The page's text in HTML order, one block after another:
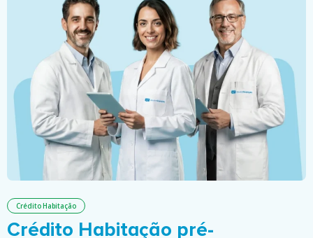
Crédito Habitação
Crédito Habitação pré-